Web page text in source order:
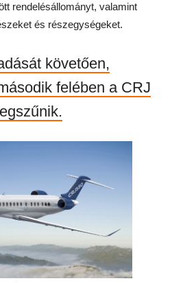
rendelésállományt, valamint
és részegységeket.
követően,
felében a CRJ